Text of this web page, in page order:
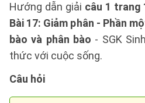
Hướng dẫn giải câu 1 trang
Bài 17: Giảm phân - Phần
bào và phân bào - SGK
thức với cuộc sống.
Câu hỏi